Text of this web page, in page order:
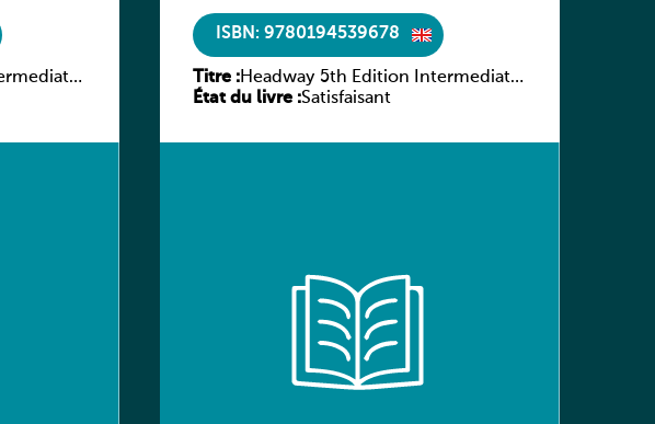
ISBN: 9780194539678
Titre :Headway 5th Edition Intermediate
Workbook without key
État du livre :Satisfaisant